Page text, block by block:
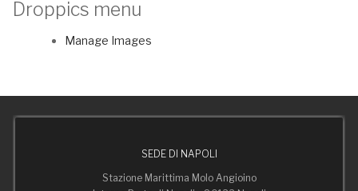
Droppics menu
Manage Images
SEDE DI NAPOLI
Stazione Marittima Molo Angioino